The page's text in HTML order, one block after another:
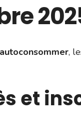
autoconsommer,
et